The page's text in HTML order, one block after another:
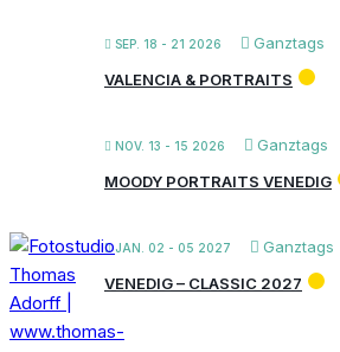
SEP. 18 - 21 2026
Ganztags
VALENCIA & PORTRAITS
NOV. 13 - 15 2026 Ganztags
MOODY PORTRAITS VENEDIG
JAN. 02 - 05 2027
Ganztags
VENEDIG – CLASSIC 2027